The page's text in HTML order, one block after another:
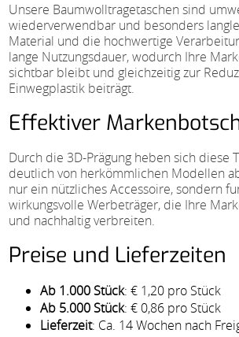
Unsere Baumwolltragetaschen sind
wiederverwendbar und besonders
Material und die hochwertige
lange Nutzungsdauer, wodurch Ihre
sichtbar bleibt und gleichzeitig zur
Einwegplastik beiträgt.
Effektiver
Durch die 3D-Prägung heben sich diese
deutlich von herkömmlichen Modellen
nur ein nützliches Accessoire, sondern
wirkungsvolle Werbeträger, die Ihre
und nachhaltig verbreiten.
Preise und Lieferzeiten
Ab 1.000 Stück: € 1,20 pro Stück
Ab 5.000 Stück: € 0,86 pro Stück
Lieferzeit: Ca. 14 Wochen nach